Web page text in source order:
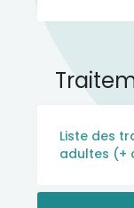
Liste des
adultes (+